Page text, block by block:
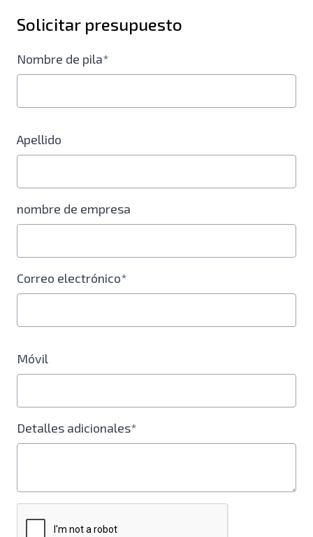
Solicitar presupuesto
Nombre de pila*
Apellido
nombre de empresa
Correo electrónico*
Móvil
Detalles adicionales*